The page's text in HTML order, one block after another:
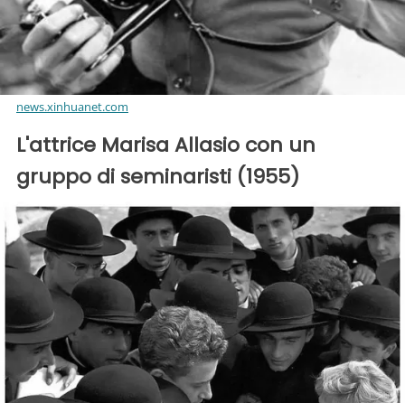
news.xinhuanet.com
L'attrice Marisa Allasio con un
gruppo di seminaristi (1955)